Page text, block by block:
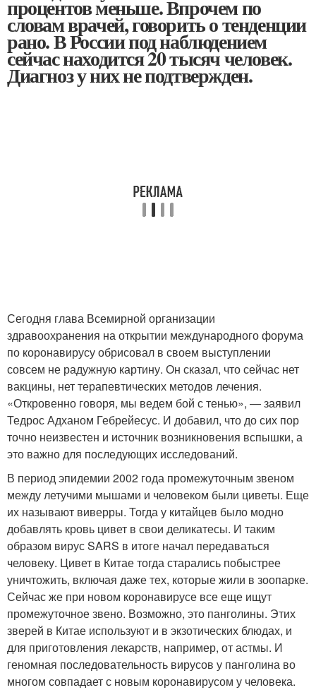
процентов меньше. Впрочем по
словам врачей, говорить о тенденции
рано. В России под наблюдением
сейчас находится 20 тысяч человек.
Диагноз у них не подтвержден.
Сегодня глава Всемирной организации
здравоохранения на открытии международного форума
по коронавирусу обрисовал в своем выступлении
совсем не радужную картину. Он сказал, что сейчас нет
вакцины, нет терапевтических методов лечения.
«Откровенно говоря, мы ведем бой с тенью», — заявил
Тедрос Адханом Гебрейесус. И добавил, что до сих пор
точно неизвестен и источник возникновения вспышки, а
это важно для последующих исследований.
В период эпидемии 2002 года промежуточным звеном
между летучими мышами и человеком были циветы. Еще
их называют виверры. Тогда у китайцев было модно
добавлять кровь цивет в свои деликатесы. И таким
образом вирус SARS в итоге начал передаваться
человеку. Цивет в Китае тогда старались побыстрее
уничтожить, включая даже тех, которые жили в зоопарке.
Сейчас же при новом коронавирусе все еще ищут
промежуточное звено. Возможно, это панголины. Этих
зверей в Китае используют и в экзотических блюдах, и
для приготовления лекарств, например, от астмы. И
геномная последовательность вирусов у панголина во
многом совпадает с новым коронавирусом у человека.